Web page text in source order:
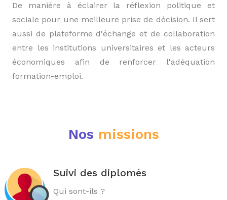
De manière à éclairer la réflexion politique et
sociale pour une meilleure prise de décision. Il sert
aussi de plateforme d'échange et de collaboration
entre les institutions universitaires et les acteurs
économiques afin de renforcer l'adéquation
formation-emploi.
Nos missions
Suivi des diplomés
Qui sont-ils ?